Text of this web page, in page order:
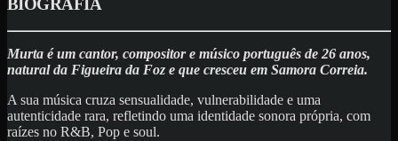
Murta é um cantor, compositor e músico português de 26 anos,
natural da Figueira da Foz e que cresceu em Samora Correia.
A sua música cruza sensualidade, vulnerabilidade e uma
autenticidade rara, refletindo uma identidade sonora própria, com
raízes no R&B, Pop e soul.